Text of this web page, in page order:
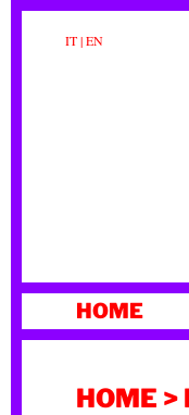
IT|EN
AL
HOME
HOME >